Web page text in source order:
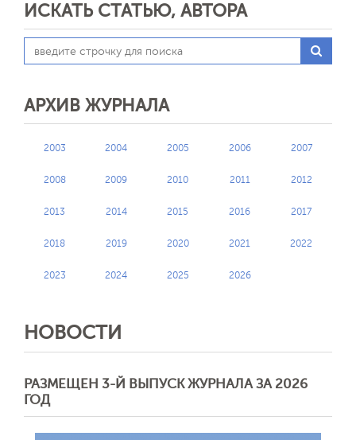
ИСКАТЬ СТАТЬЮ, АВТОРА
АРХИВ ЖУРНАЛА
2003 2004 2005 2006 2007
2008 2009 2010 2011 2012
2013 2014 2015 2016 2017
2018 2019 2020 2021 2022
2023 2024 2025 2026
НОВОСТИ
РАЗМЕЩЕН 3-Й ВЫПУСК ЖУРНАЛА ЗА 2026
ГОД